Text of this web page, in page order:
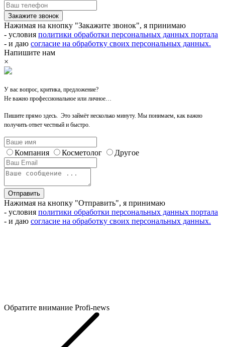
Закажите звонок
Нажимая на кнопку "Закажите звонок", я принимаю
- условия политики обработки персональных данных портала
- и даю согласие на обработку своих персональных данных.
Напишите нам
×
У вас вопрос, критика, предложение?
Не важно профессиональное или личное…
Пишите прямо здесь. Это займёт несколько минуту. Мы понимаем, как важно
получить ответ честный и быстро.
Компания Косметолог Другое
Отправить
Нажимая на кнопку "Отправить", я принимаю
- условия политики обработки персональных данных портала
- и даю согласие на обработку своих персональных данных.
Обратите внимание Profi-news